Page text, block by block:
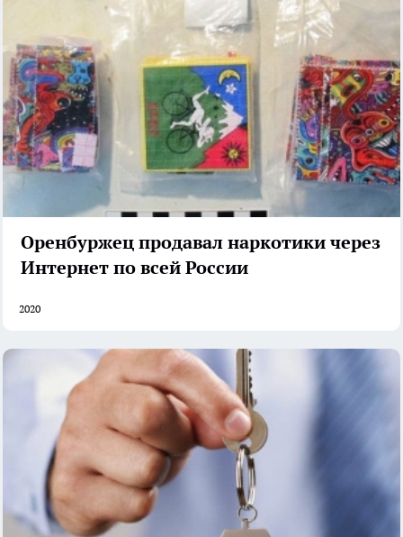
Оренбуржец продавал наркотики через
Интернет по всей России
2020